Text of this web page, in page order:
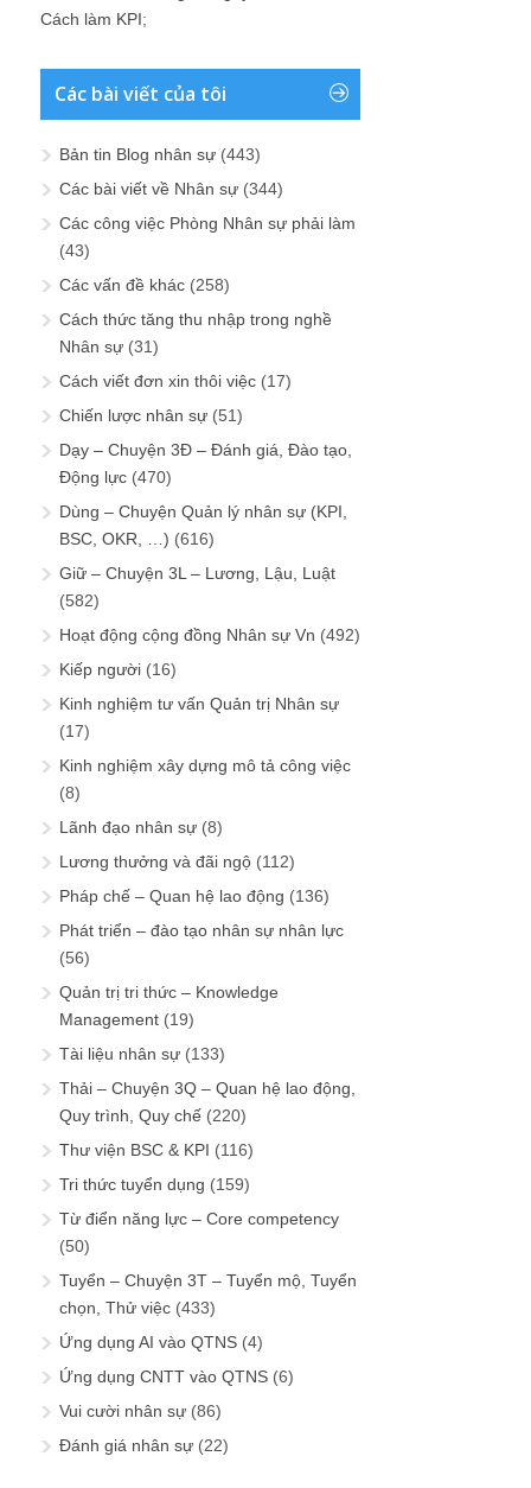
Cách làm KPI;
Các bài viết của tôi
Bản tin Blog nhân sự (443)
Các bài viết về Nhân sự (344)
Các công việc Phòng Nhân sự phải làm
(43)
Các vấn đề khác (258)
Cách thức tăng thu nhập trong nghề
Nhân sự (31)
Cách viết đơn xin thôi việc (17)
Chiến lược nhân sự (51)
Dạy – Chuyện 3Đ – Đánh giá, Đào tạo,
Động lực (470)
Dùng – Chuyện Quản lý nhân sự (KPI,
BSC, OKR, …) (616)
Giữ – Chuyện 3L – Lương, Lậu, Luật
(582)
Hoạt động cộng đồng Nhân sự Vn (492)
Kiếp người (16)
Kinh nghiệm tư vấn Quản trị Nhân sự
(17)
Kinh nghiệm xây dựng mô tả công việc
(8)
Lãnh đạo nhân sự (8)
Lương thưởng và đãi ngộ (112)
Pháp chế – Quan hệ lao động (136)
Phát triển – đào tạo nhân sự nhân lực
(56)
Quản trị tri thức – Knowledge
Management (19)
Tài liệu nhân sự (133)
Thải – Chuyện 3Q – Quan hệ lao động,
Quy trình, Quy chế (220)
Thư viện BSC & KPI (116)
Tri thức tuyển dụng (159)
Từ điển năng lực – Core competency
(50)
Tuyển – Chuyện 3T – Tuyển mộ, Tuyển
chọn, Thử việc (433)
Ứng dụng AI vào QTNS (4)
Ứng dụng CNTT vào QTNS (6)
Vui cười nhân sự (86)
Đánh giá nhân sự (22)